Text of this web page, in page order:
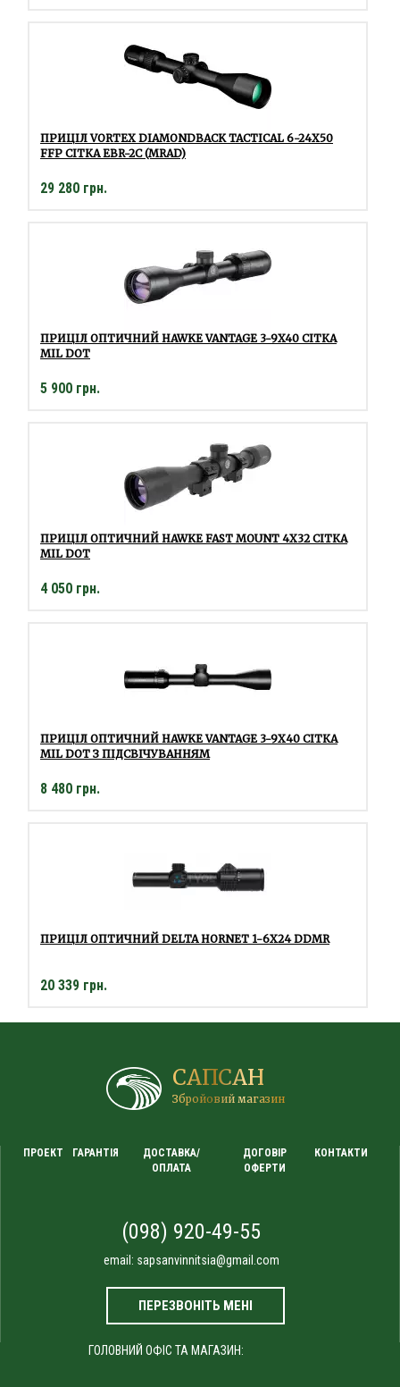
ПРИЦІЛ VORTEX DIAMONDBACK TACTICAL 6-24Х50
FFP СІТКА EBR-2C (MRAD)
29 280 грн.
ПРИЦІЛ ОПТИЧНИЙ HAWKE VANTAGE 3-9X40 СІТКА
MIL DOT
5 900 грн.
ПРИЦІЛ ОПТИЧНИЙ HAWKE FAST MOUNT 4X32 СІТКА
MIL DOT
4 050 грн.
ПРИЦІЛ ОПТИЧНИЙ HAWKE VANTAGE 3-9Х40 СІТКА
MIL DOT З ПІДСВІЧУВАННЯМ
8 480 грн.
ПРИЦІЛ ОПТИЧНИЙ DELTA HORNET 1-6X24 DDMR
20 339 грн.
САПСАН
Збройовий магазин
ПРОЕКТ ГАРАНТІЯ
ДОСТАВКА/
ОПЛАТА
ДОГОВІР
ОФЕРТИ
КОНТАКТИ
(098) 920-49-55
email: sapsanvinnitsia@gmail.com
ПЕРЕЗВОНІТЬ МЕНІ
ГОЛОВНИЙ ОФІС ТА МАГАЗИН: